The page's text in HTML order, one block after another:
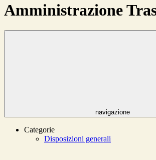
Amministrazione
navigazione
Categorie
Disposizioni generali